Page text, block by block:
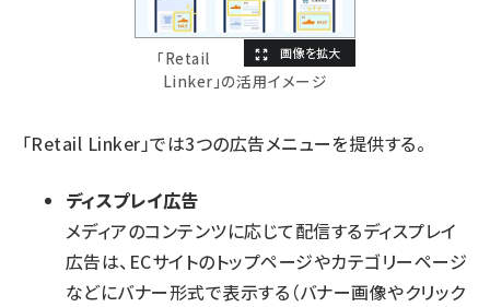
「Retail
Linker」の活用イメージ
「Retail Linker」では3つの広告メニューを提供する。
ディスプレイ広告
メディアのコンテンツに応じて配信するディスプレイ
広告は、ECサイトのトップページやカテゴリーページ
などにバナー形式で表示する（バナー画像やクリック